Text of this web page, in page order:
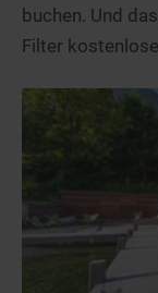
buchen. Und
Filter